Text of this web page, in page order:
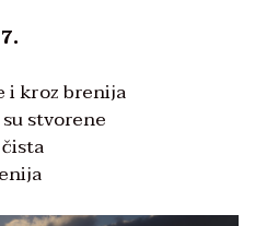
7.
i kroz brenija
stvorene